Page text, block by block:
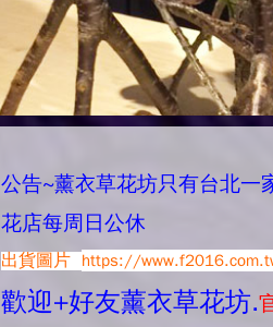
公告~薰衣草花坊只有台北
花店每周日公休
出貨圖片 https://
歡迎+好友薰衣草花坊.